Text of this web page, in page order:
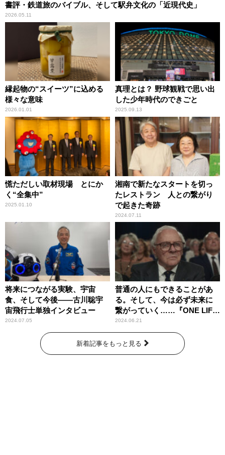
書評・鉄道旅のバイブル、そして駅弁文化の「近現代史」
2026.05.11
縁起物の“スイーツ”に込める
様々な意味
2026.01.01
真理とは？ 野球観戦で思い出
した少年時代のできごと
2025.09.13
慌ただしい取材現場 とにか
く“全集中”
2025.01.10
湘南で新たなスタートを切っ
たレストラン 人との繋がり
で起きた奇跡
2024.07.11
将来につながる実験、宇宙
食、そして今後――古川聡宇
宙飛行士単独インタビュー
2024.07.05
普通の人にもできることがあ
る。そして、今は必ず未来に
繋がっていく……『ONE LIFE
奇跡が繋いだ6000の命』
2024.06.21
新着記事をもっと見る